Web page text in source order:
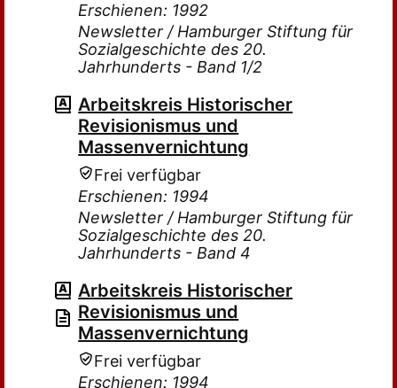
Erschienen: 1992
Newsletter / Hamburger Stiftung für
Sozialgeschichte des 20.
Jahrhunderts - Band 1/2
Arbeitskreis Historischer
Revisionismus und
Massenvernichtung
Frei verfügbar
Erschienen: 1994
Newsletter / Hamburger Stiftung für
Sozialgeschichte des 20.
Jahrhunderts - Band 4
Arbeitskreis Historischer
Revisionismus und
Massenvernichtung
Frei verfügbar
Erschienen: 1994